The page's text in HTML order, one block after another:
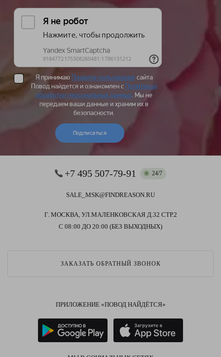
Я принимаю Правила пользования сайта
Повод найдется и ознакомлен с Политикой
обработки персональных данных. Мы не
передаем ваши данные и храним их в
безопасности.
Подписаться
+7 495 507-79-91 24/7
SALE_MSK@FINDREASON.RU
Г. МОСКВА, УЛ.МАЛЕНКОВСКАЯ Д.32 СТР.2
С 08:00 ДО 20:00 (БЕЗ ВЫХОДНЫХ)
ЗАКАЗАТЬ ОБРАТНЫЙ ЗВОНОК
ПРИЛОЖЕНИЕ «ПОВОД НАЙДЁТСЯ»